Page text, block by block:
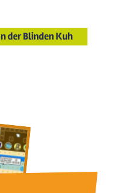
der Blinden Kuh